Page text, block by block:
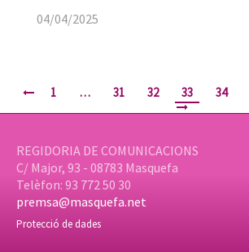
04/04/2025
1 … 31 32 33 34
REGIDORIA DE COMUNICACIONS
C/ Major, 93 - 08783 Masquefa
Telèfon: 93 772 50 30
premsa@masquefa.net
Protecció de dades